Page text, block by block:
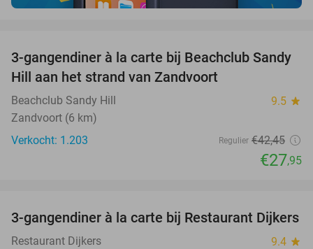
34%
3-gangendiner à la carte bij Beachclub Sandy
Hill aan het strand van Zandvoort
Beachclub Sandy Hill 9.5 star
Zandvoort (6 km)
Verkocht: 1.203
Regulier €42,45
€27,95
39%
3-gangendiner à la carte bij Restaurant Dijkers
Restaurant Dijkers 9.4 star